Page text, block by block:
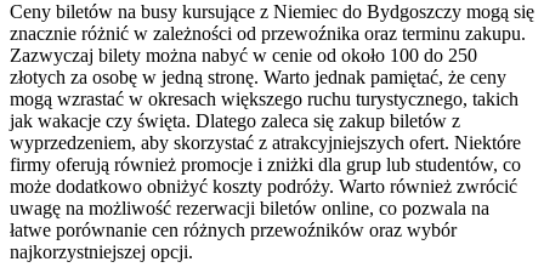
Ceny biletów na busy kursujące z Niemiec do Bydgoszczy mogą się
znacznie różnić w zależności od przewoźnika oraz terminu zakupu.
Zazwyczaj bilety można nabyć w cenie od około 100 do 250
złotych za osobę w jedną stronę. Warto jednak pamiętać, że ceny
mogą wzrastać w okresach większego ruchu turystycznego, takich
jak wakacje czy święta. Dlatego zaleca się zakup biletów z
wyprzedzeniem, aby skorzystać z atrakcyjniejszych ofert. Niektóre
firmy oferują również promocje i zniżki dla grup lub studentów, co
może dodatkowo obniżyć koszty podróży. Warto również zwrócić
uwagę na możliwość rezerwacji biletów online, co pozwala na
łatwe porównanie cen różnych przewoźników oraz wybór
najkorzystniejszej opcji.